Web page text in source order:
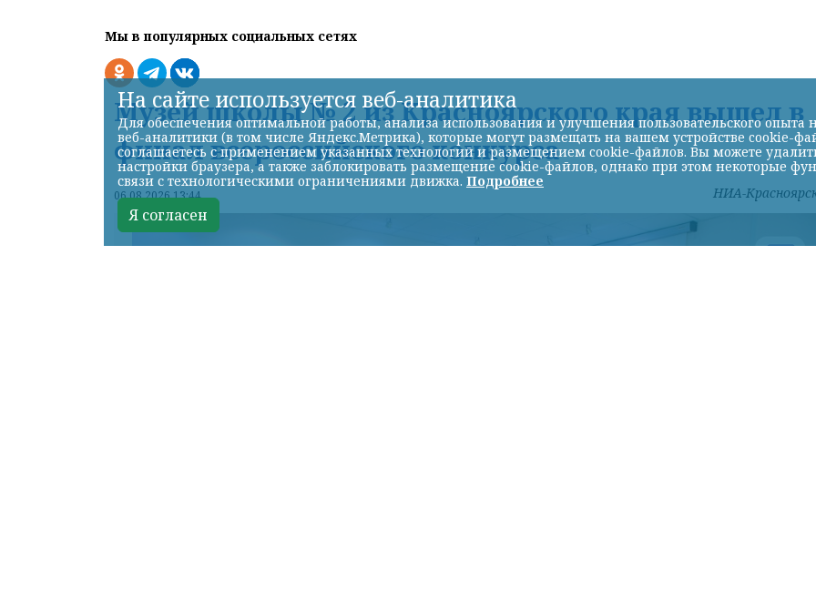
Мы в популярных социальных сетях
Музей школы № 2 из Красноярского края вышел в
финал всероссийского конкурса
06.08.2026 13:44 НИА-
На сайте используется веб-аналитика
Для обеспечения оптимальной работы, анализа использования и улучшения пользовательского опыта
веб-аналитики (в том числе Яндекс.Метрика), которые могут размещать на вашем устройстве cookie-
соглашаетесь с применением указанных технологий и размещением cookie-файлов. Вы можете
настройки браузера, а также заблокировать размещение cookie-файлов, однако при этом некоторые
связи с технологическими ограничениями движка. Подробнее
Я согласен